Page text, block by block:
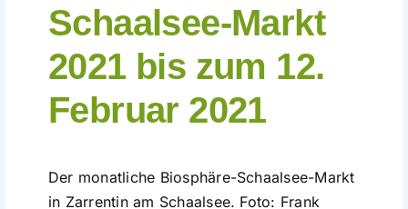
Führungen
Der Schaalsee
Kontakt
Schaalsee-Markt
2021 bis zum 12.
Februar 2021
Der monatliche Biosphäre-Schaalsee-Markt
in Zarrentin am Schaalsee. Foto: Frank